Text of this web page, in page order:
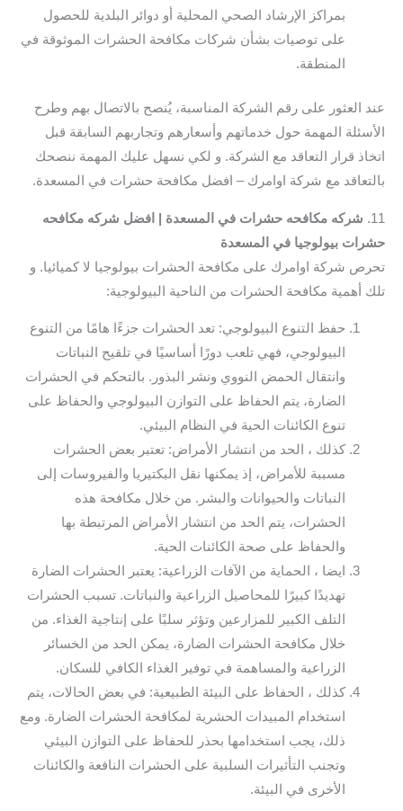
بمراكز الإرشاد الصحي المحلية أو دوائر البلدية للحصول
على توصيات بشأن شركات مكافحة الحشرات الموثوقة في
المنطقة.
عند العثور على رقم الشركة المناسبة، يُنصح بالاتصال بهم وطرح
الأسئلة المهمة حول خدماتهم وأسعارهم وتجاربهم السابقة قبل
اتخاذ قرار التعاقد مع الشركة. و لكي نسهل عليك المهمة ننصحك
بالتعاقد مع شركة اوامرك – افضل مكافحة حشرات في المسعدة.
11.
شركه مكافحه حشرات في المسعدة | افضل شركه مكافحه
حشرات بيولوجيا في المسعدة
تحرص شركة اوامرك على مكافحة الحشرات بيولوجيا لا كميائيا. و
تلك أهمية مكافحة الحشرات من الناحية البيولوجية:
حفظ التنوع البيولوجي: تعد الحشرات جزءًا هامًا من التنوع
البيولوجي، فهي تلعب دورًا أساسيًا في تلقيح النباتات
وانتقال الحمض النووي ونشر البذور. بالتحكم في الحشرات
الضارة، يتم الحفاظ على التوازن البيولوجي والحفاظ على
تنوع الكائنات الحية في النظام البيئي.
كذلك ، الحد من انتشار الأمراض: تعتبر بعض الحشرات
مسببة للأمراض، إذ يمكنها نقل البكتيريا والفيروسات إلى
النباتات والحيوانات والبشر. من خلال مكافحة هذه
الحشرات، يتم الحد من انتشار الأمراض المرتبطة بها
والحفاظ على صحة الكائنات الحية.
ايضا ، الحماية من الآفات الزراعية: يعتبر الحشرات الضارة
تهديدًا كبيرًا للمحاصيل الزراعية والنباتات. تسبب الحشرات
التلف الكبير للمزارعين وتؤثر سلبًا على إنتاجية الغذاء. من
خلال مكافحة الحشرات الضارة، يمكن الحد من الخسائر
الزراعية والمساهمة في توفير الغذاء الكافي للسكان.
كذلك ، الحفاظ على البيئة الطبيعية: في بعض الحالات، يتم
استخدام المبيدات الحشرية لمكافحة الحشرات الضارة. ومع
ذلك، يجب استخدامها بحذر للحفاظ على التوازن البيئي
وتجنب التأثيرات السلبية على الحشرات النافعة والكائنات
الأخرى في البيئة.